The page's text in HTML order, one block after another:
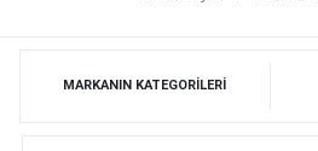
MARKANIN KATEGORILERI